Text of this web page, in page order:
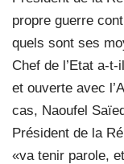
propre guerre
quels sont ses
Chef de l’Etat a-
et ouverte avec
cas, Naoufel
Président de la
«va tenir parole,